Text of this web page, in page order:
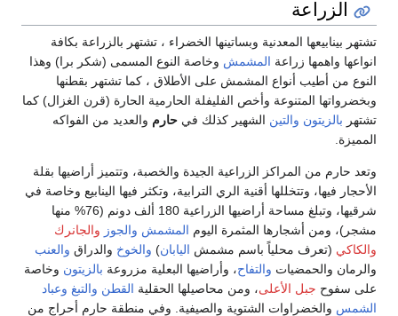
المعدنية وبساتينها الخضراء ، تشتهر بالزراعة بكافة
زراعةالمشمشوخاصة النوع المسمى (شكر برا) وهذا
أنواع المشمش على الأطلاق ، كما تشتهر بقطنها
وأخص الفليفلة الحارمية الحارة (قرن الغزال) كما
والتين الشهير كذلك فيحارم والعديد من الفواكه
المراكز الزراعية الجيدة والخصبة، وتتميز أراضيها بقلة
وتتخللها أقنية الري الترابية، وتكثر فيها الينابيع وخاصة في
شرقيها، وتبلغ مساحة أراضيها الزراعية 180 ألف دونم (76% منها
المثمرة اليومالمشمش والجوز والجانرك
محلياً باسم مشمشاليابان )والخوخ والدراقوالعنب
والتفاح، وأراضيها البعلية مزروعة بالزيتونوخاصة
جبل الأعلى، ومن محاصيلها الحقليةالقطن والتبغ وعباد
الشتوية والصيفية. وفي منطقة حارم أحراج من